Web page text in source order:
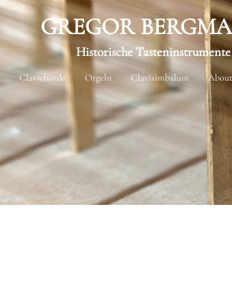
GREGOR
Historische Tasteninstrumente
Clavichorde Orgeln Clavisimbalum About